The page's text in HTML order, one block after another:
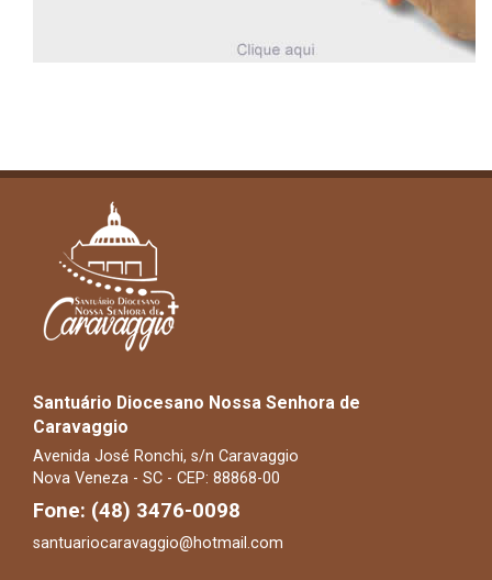
Santuário Diocesano Nossa Senhora de
Caravaggio
Avenida José Ronchi, s/n Caravaggio
Nova Veneza - SC - CEP: 88868-00
Fone: (48) 3476-0098
santuariocaravaggio@hotmail.com